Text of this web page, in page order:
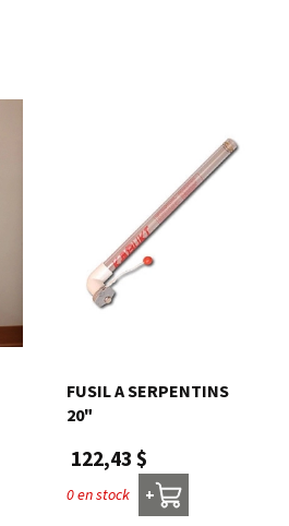
FUSIL A SERPENTINS
20"
122,43 $
0 en stock +